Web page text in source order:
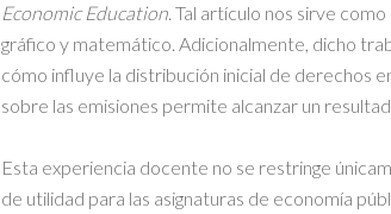
Economic Education. Tal artículo nos sirve
gráfico y matemático. Adicionalmente, dicho
cómo influye la distribución inicial de derechos
sobre las emisiones permite alcanzar un
Esta experiencia docente no se restringe
de utilidad para las asignaturas de economía